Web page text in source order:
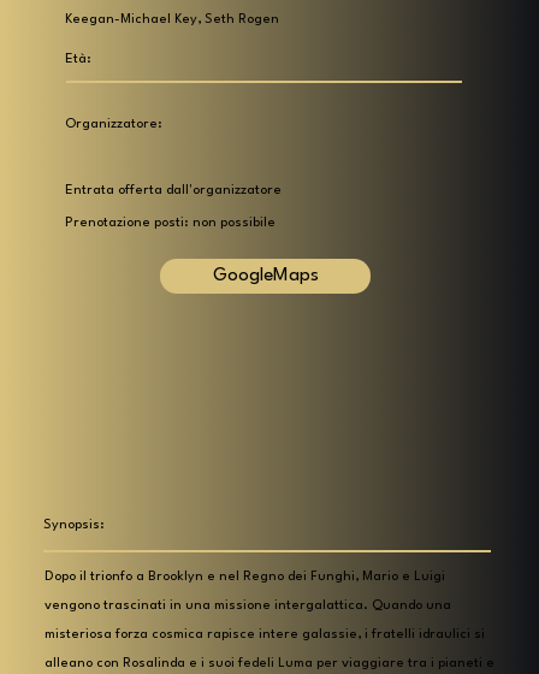
Entrata offerta dall'organizzatore
Keegan-Michael Key, Seth Rogen
Età:
Organizzatore:
Prenotazione posti: non possibile
GoogleMaps
Synopsis:
Dopo il trionfo a Brooklyn e nel Regno dei Funghi, Mario e Luigi
vengono trascinati in una missione intergalattica. Quando una
misteriosa forza cosmica rapisce intere galassie, i fratelli idraulici si
alleano con Rosalinda e i suoi fedeli Luma per viaggiare tra i pianeti e